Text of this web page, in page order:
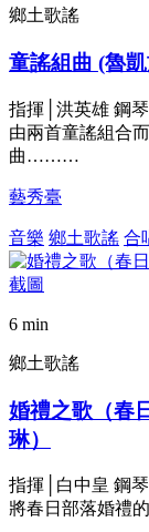
鄉土歌謠
童謠組曲 (魯
指揮│洪英雄 鋼
由兩首童謠組合
曲………
藝秀臺
音樂 鄉土歌謠 合
6 min
鄉土歌謠
婚禮之歌（春
琳）
指揮│白中皇 鋼
將春日部落婚禮